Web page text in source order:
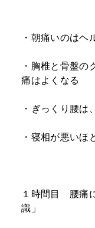
・朝痛いのはヘ
・胸椎と骨盤
痛はよくなる
・ぎっくり腰
・寝相が悪いほ
１時間目 腰痛
識」